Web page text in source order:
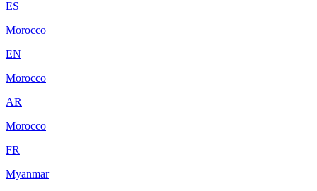
ES
Morocco
EN
Morocco
AR
Morocco
FR
Myanmar